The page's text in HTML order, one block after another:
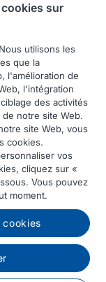
DAF Trucks Belgique
conduite
sur
utilisons les
que la
l'amélioration de
l'intégration
des activités
notre site Web.
site Web, vous
cookies.
vos
cliquez sur «
Vous pouvez
moment.